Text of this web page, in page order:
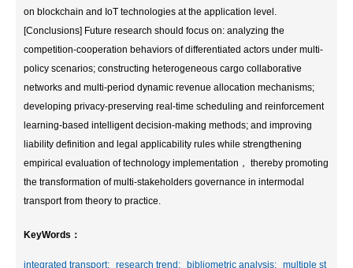
on blockchain and IoT technologies at the application level.
[Conclusions] Future research should focus on: analyzing the
competition-cooperation behaviors of differentiated actors under multi-
policy scenarios; constructing heterogeneous cargo collaborative
networks and multi-period dynamic revenue allocation mechanisms;
developing privacy-preserving real-time scheduling and reinforcement
learning-based intelligent decision-making methods; and improving
liability definition and legal applicability rules while strengthening
empirical evaluation of technology implementation， thereby promoting
the transformation of multi-stakeholders governance in intermodal
transport from theory to practice.
KeyWords：
integrated transport; research trend; bibliometric analysis; multiple st